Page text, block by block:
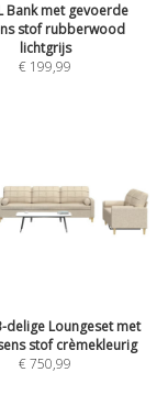
Bank met gevoerde
stof rubberwood
lichtgrijs
€ 199,99
delige Loungeset met
stof crèmekleurig
€ 750,99